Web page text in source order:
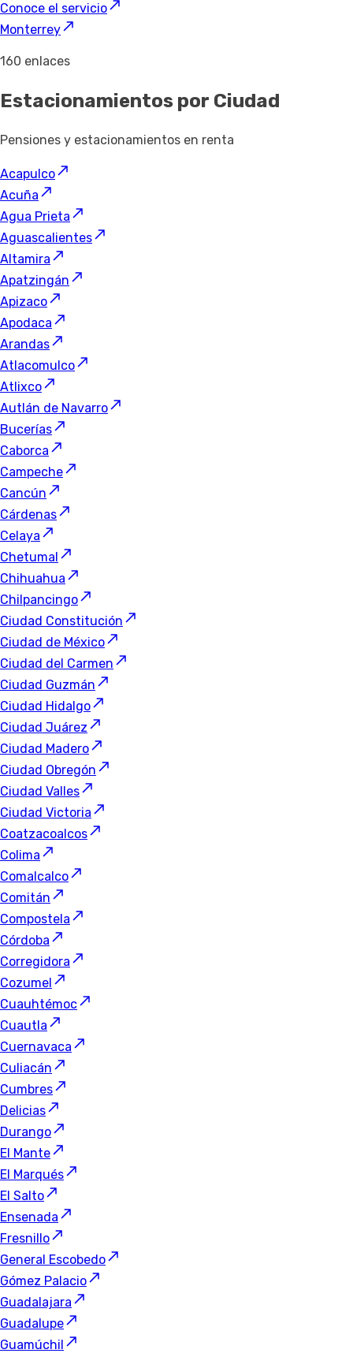
Conoce el servicio
Monterrey
160 enlaces
Estacionamientos por Ciudad
Pensiones y estacionamientos en renta
Acapulco
Acuña
Agua Prieta
Aguascalientes
Altamira
Apatzingán
Apizaco
Apodaca
Arandas
Atlacomulco
Atlixco
Autlán de Navarro
Bucerías
Caborca
Campeche
Cancún
Cárdenas
Celaya
Chetumal
Chihuahua
Chilpancingo
Ciudad Constitución
Ciudad de México
Ciudad del Carmen
Ciudad Guzmán
Ciudad Hidalgo
Ciudad Juárez
Ciudad Madero
Ciudad Obregón
Ciudad Valles
Ciudad Victoria
Coatzacoalcos
Colima
Comalcalco
Comitán
Compostela
Córdoba
Corregidora
Cozumel
Cuauhtémoc
Cuautla
Cuernavaca
Culiacán
Cumbres
Delicias
Durango
El Mante
El Marqués
El Salto
Ensenada
Fresnillo
General Escobedo
Gómez Palacio
Guadalajara
Guadalupe
Guamúchil